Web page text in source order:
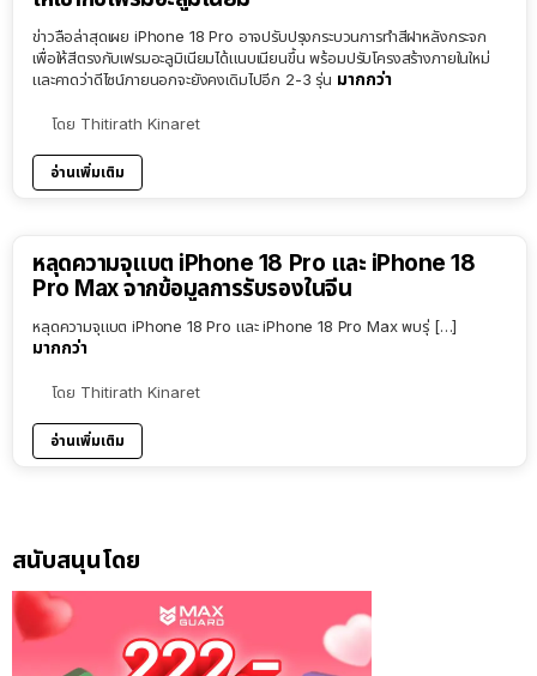
ข่าวลือล่าสุดเผย iPhone 18 Pro อาจปรับปรุงกระบวนการทำสีฝาหลังกระจก
เพื่อให้สีตรงกับเฟรมอะลูมิเนียมได้แนบเนียนขึ้น พร้อมปรับโครงสร้างภายในใหม่
และคาดว่าดีไซน์ภายนอกจะยังคงเดิมไปอีก 2-3 รุ่น มากกว่า
โดย Thitirath Kinaret
อ่านเพิ่มเติม
หลุดความจุแบต iPhone 18 Pro และ iPhone 18
Pro Max จากข้อมูลการรับรองในจีน
หลุดความจุแบต iPhone 18 Pro และ iPhone 18 Pro Max พบรุ่ […]
มากกว่า
โดย Thitirath Kinaret
อ่านเพิ่มเติม
สนับสนุนโดย